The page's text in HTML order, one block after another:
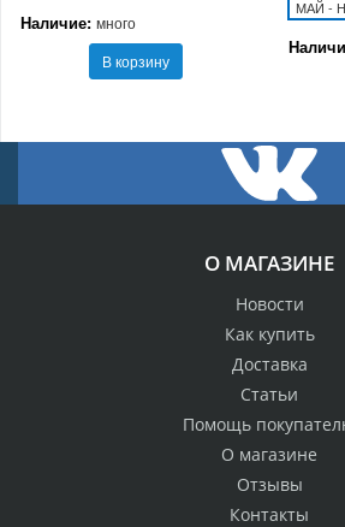
Наличие: много
В корзину
МАЙ -
О МАГАЗИНЕ
Новости
Как купить
Доставка
Статьи
Помощь
О магазине
Отзывы
Контакты